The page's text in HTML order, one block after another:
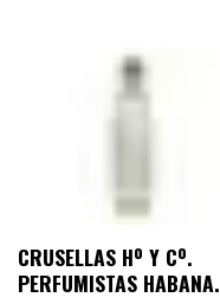
CRUSELLAS Hº Y Cº.
PERFUMISTAS HABANA.